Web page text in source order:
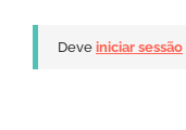
Deve iniciar sessão